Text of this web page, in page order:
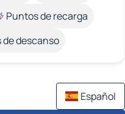
Puntos de recarga
de descanso
Español